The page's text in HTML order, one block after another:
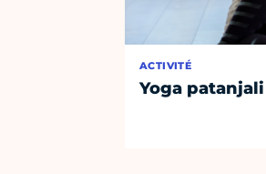
ACTIVITÉ
Yoga patanjali